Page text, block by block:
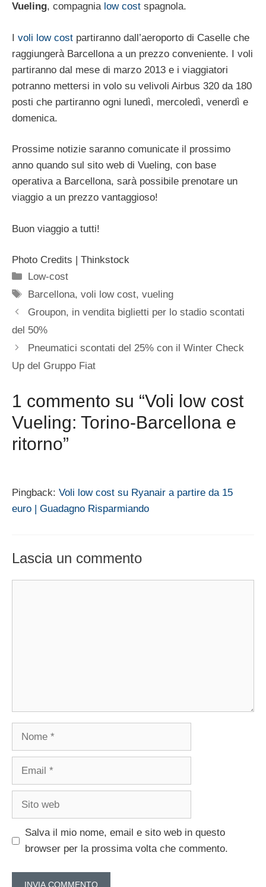
Vueling, compagnia low cost spagnola.
I voli low cost partiranno dall’aeroporto di Caselle che
raggiungerà Barcellona a un prezzo conveniente. I voli
partiranno dal mese di marzo 2013 e i viaggiatori
potranno mettersi in volo su velivoli Airbus 320 da 180
posti che partiranno ogni lunedì, mercoledì, venerdì e
domenica.
Prossime notizie saranno comunicate il prossimo
anno quando sul sito web di Vueling, con base
operativa a Barcellona, sarà possibile prenotare un
viaggio a un prezzo vantaggioso!
Buon viaggio a tutti!
Photo Credits | Thinkstock
Categorie
Low-cost
Tag
Barcellona,voli low cost,vueling
Groupon, in vendita biglietti per lo stadio scontati
del 50%
Pneumatici scontati del 25% con il Winter Check
Up del Gruppo Fiat
1 commento su “Voli low cost
Vueling: Torino-Barcellona e
ritorno”
Pingback: Voli low cost su Ryanair a partire da 15
euro | Guadagno Risparmiando
Lascia un commento
Nome
Email
Sito
Salva il mio nome, email e sito web in questo
browser per la prossima volta che commento.